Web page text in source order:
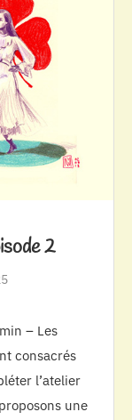
2
– Les
consacrés
l’atelier
une